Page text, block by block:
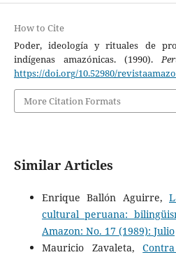
How to Cite
Poder, ideología y rituales de
indígenas amazónicas. (1990).
https://doi.org/10.52980/
More Citation Formats
Similar Articles
Enrique Ballón Aguirre,
cultural peruana:
Amazon: No. 17 (1989): Julio
Mauricio Zavaleta,